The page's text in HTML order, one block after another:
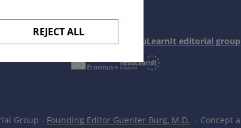
REJECT ALL
In collaboration with Erasmus+ hEduLearnIt editorial group
Group - Founding Editor Guenter Burg, M.D. - Concept